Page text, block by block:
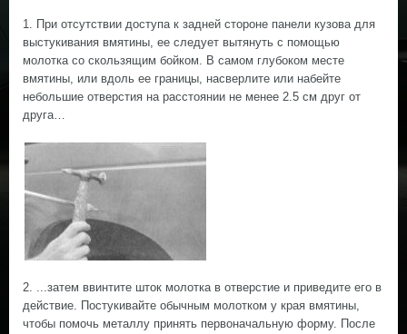
1. При отсутствии доступа к задней стороне панели кузова для
выстукивания вмятины, ее следует вытянуть с помощью
молотка со скользящим бойком. В самом глубоком месте
вмятины, или вдоль ее границы, насверлите или набейте
небольшие отверстия на расстоянии не менее 2.5 см друг от
друга…
2. ...затем ввинтите шток молотка в отверстие и приведите его в
действие. Постукивайте обычным молотком у края вмятины,
чтобы помочь металлу принять первоначальную форму. После